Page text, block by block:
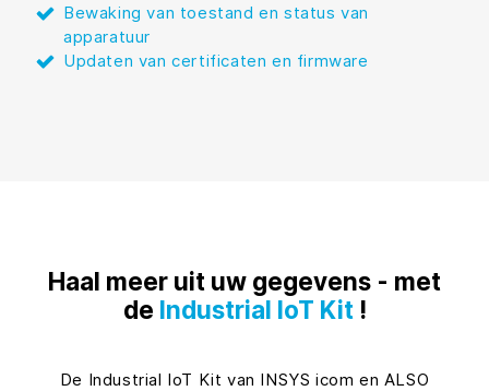
Bewaking van toestand en status van
apparatuur
Updaten van certificaten en firmware
Haal meer uit uw gegevens - met
de Industrial IoT Kit !
De Industrial IoT Kit van INSYS icom en ALSO